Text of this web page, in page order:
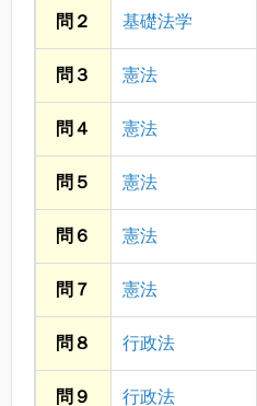
問２ 基礎法学
問３ 憲法
問４ 憲法
問５ 憲法
問６ 憲法
問７ 憲法
問８ 行政法
問９ 行政法